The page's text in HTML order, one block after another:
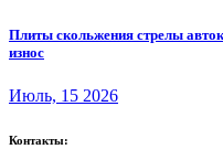
Плиты скольжения стрелы
износ
Июль, 15 2026
Контакты: